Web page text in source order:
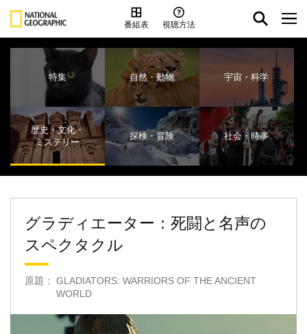
番組表 視聴方法
特集 自然・動物 宇宙・科学
歴史・文化・
ミステリー
探検・冒険 社会・時事
グラディエーター：死闘と名声の
スペクタクル
原題： GLADIATORS: WARRIORS OF THE ANCIENT
WORLD